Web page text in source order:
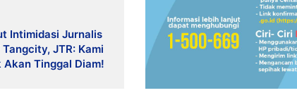
Intimidasi Jurnalis
Tangcity, JTR: Kami
Akan Tinggal Diam!